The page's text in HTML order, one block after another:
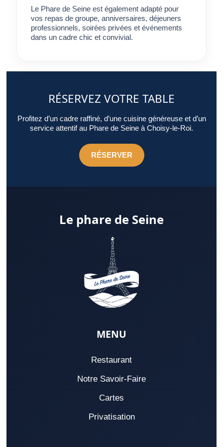
Le Phare de Seine est également adapté pour
vos repas de groupe, anniversaires, déjeuners
professionnels, soirées privées et événements
dans un cadre chic et convivial.
RÉSERVEZ VOTRE TABLE
Profitez d’un cadre raffiné, d’une cuisine généreuse et d’un
service attentif au Phare de Seine à Choisy-le-Roi.
RÉSERVER
Le phare de Seine
MENU
Restaurant
Notre Savoir-Faire
Cartes
Privatisation